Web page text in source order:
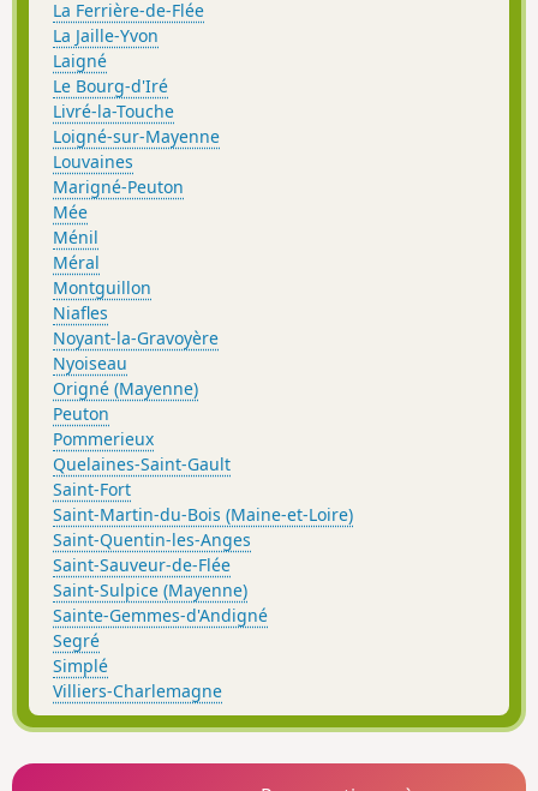
La Ferrière-de-Flée
La Jaille-Yvon
Laigné
Le Bourg-d'Iré
Livré-la-Touche
Loigné-sur-Mayenne
Louvaines
Marigné-Peuton
Mée
Ménil
Méral
Montguillon
Niafles
Noyant-la-Gravoyère
Nyoiseau
Origné (Mayenne)
Peuton
Pommerieux
Quelaines-Saint-Gault
Saint-Fort
Saint-Martin-du-Bois (Maine-et-Loire)
Saint-Quentin-les-Anges
Saint-Sauveur-de-Flée
Saint-Sulpice (Mayenne)
Sainte-Gemmes-d'Andigné
Segré
Simplé
Villiers-Charlemagne